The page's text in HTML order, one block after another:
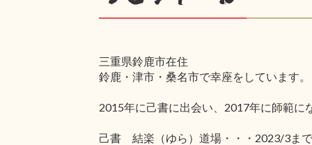
三重県鈴鹿市在住
鈴鹿・津市・桑名市で幸座をしています。
2015年に己書に出会い、2017年に師範に
己書 結楽（ゆら）道場・・・2023/3まで